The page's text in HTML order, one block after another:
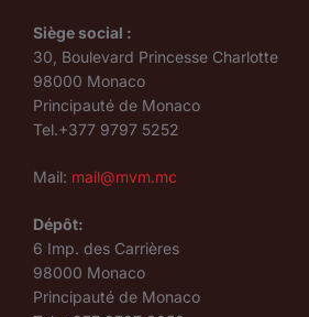
Siège social :
30, Boulevard Princesse Charlotte
98000 Monaco
Principauté de Monaco
Tel.+377 9797 5252
Mail: mail@mvm.mc
Dépôt:
6 Imp. des Carrières
98000 Monaco
Principauté de Monaco